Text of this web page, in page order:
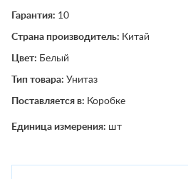
Гарантия: 10
Страна производитель: Китай
Цвет: Белый
Тип товара: Унитаз
Поставляется в: Коробке
Единица измерения: шт